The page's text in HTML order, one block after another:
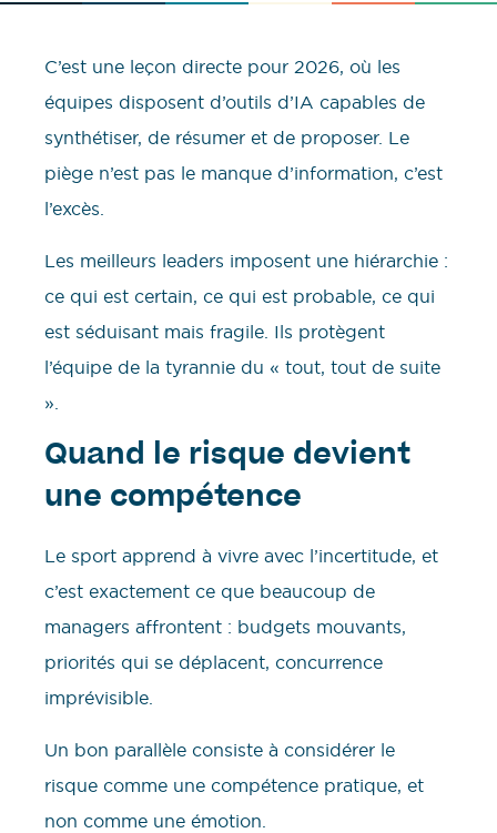
C’est une leçon directe pour 2026, où les
équipes disposent d’outils d’IA capables de
synthétiser, de résumer et de proposer. Le
piège n’est pas le manque d’information, c’est
l’excès.
Les meilleurs leaders imposent une hiérarchie :
ce qui est certain, ce qui est probable, ce qui
est séduisant mais fragile. Ils protègent
l’équipe de la tyrannie du « tout, tout de suite
».
Quand le risque devient
une compétence
Le sport apprend à vivre avec l’incertitude, et
c’est exactement ce que beaucoup de
managers affrontent : budgets mouvants,
priorités qui se déplacent, concurrence
imprévisible.
Un bon parallèle consiste à considérer le
risque comme une compétence pratique, et
non comme une émotion.